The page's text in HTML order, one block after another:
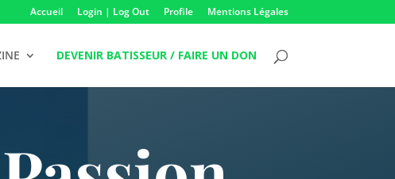
Accueil Login | Log Out Profile Mentions Légales
DEVENIR BATISSEUR / FAIRE UN DON